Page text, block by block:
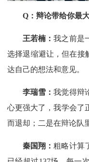
Q：辩论带给你最
王若楠：我之前是
选择退缩避让，但在接
达自己的想法和意见。
李瑞雪：我觉得辩
心更强大了，我学会了
而退却；二是在辩论队
秦国翔：粗略计算